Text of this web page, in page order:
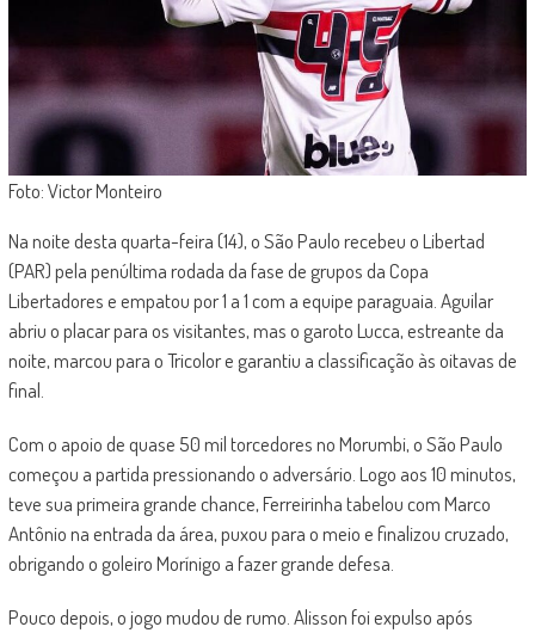
Foto: Victor Monteiro
Na noite desta quarta-feira (14), o São Paulo recebeu o Libertad
(PAR) pela penúltima rodada da fase de grupos da Copa
Libertadores e empatou por 1 a 1 com a equipe paraguaia. Aguilar
abriu o placar para os visitantes, mas o garoto Lucca, estreante da
noite, marcou para o Tricolor e garantiu a classificação às oitavas de
final.
Com o apoio de quase 50 mil torcedores no Morumbi, o São Paulo
começou a partida pressionando o adversário. Logo aos 10 minutos,
teve sua primeira grande chance, Ferreirinha tabelou com Marco
Antônio na entrada da área, puxou para o meio e finalizou cruzado,
obrigando o goleiro Morínigo a fazer grande defesa.
Pouco depois, o jogo mudou de rumo. Alisson foi expulso após